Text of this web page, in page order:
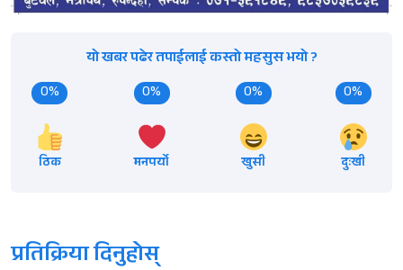
यो खबर पढेर तपाईलाई कस्तो महसुस भयो ?
0%
ठिक
0%
मनपर्यो
0%
खुसी
0%
दुःखी
प्रतिक्रिया दिनुहोस्